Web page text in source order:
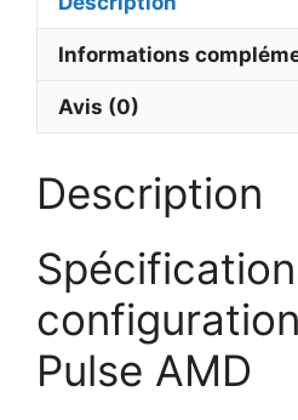
Informations
Avis (0)
Description
Pulse AMD